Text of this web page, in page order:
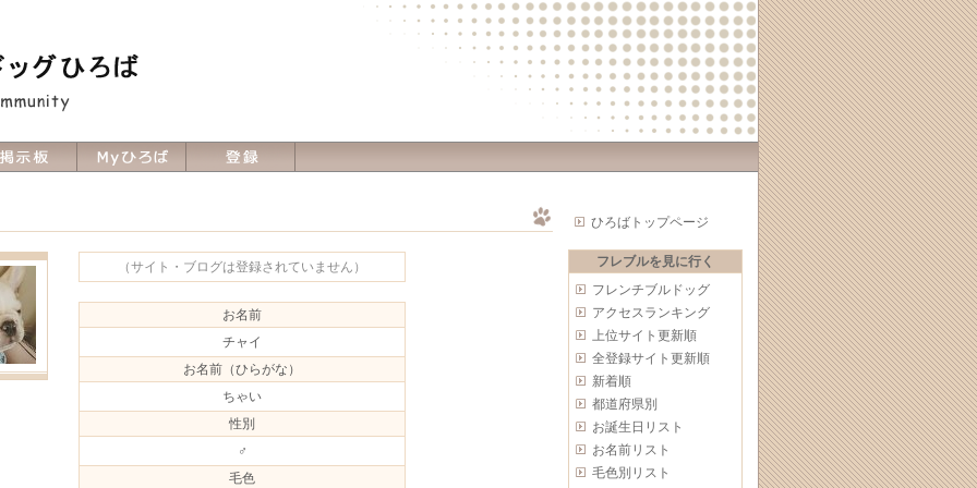
ひろばトップページ
フレブルを見に行く
フレンチブルドッグ
アクセスランキング
上位サイト更新順
全登録サイト更新順
新着順
都道府県別
お誕生日リスト
お名前リスト
毛色別リスト
（サイト・ブログは登録されていません）
お名前
チャイ
お名前（ひらがな）
ちゃい
性別
♂
毛色